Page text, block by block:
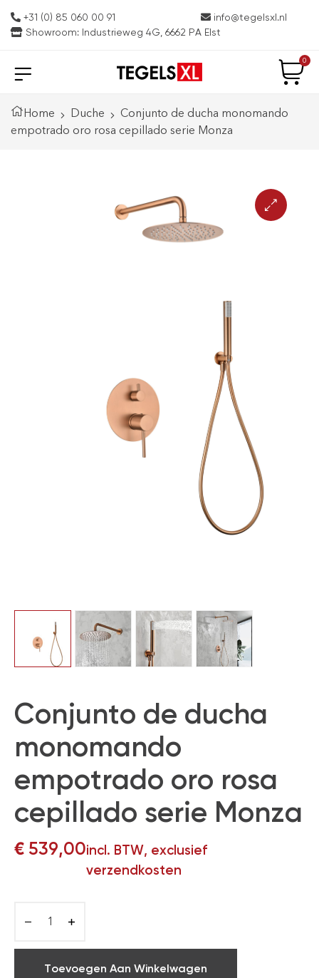
+31 (0) 85 060 00 91
info@tegelsxl.nl
Showroom: Industrieweg 4G, 6662 PA Elst
0
Home Duche
Conjunto de ducha monomando
empotrado oro rosa cepillado serie Monza
Conjunto de ducha
monomando
empotrado oro rosa
cepillado serie Monza
€ 539,00incl. BTW, exclusief
verzendkosten
Toevoegen Aan Winkelwagen